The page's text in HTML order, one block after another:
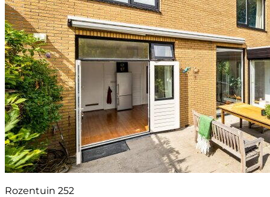
Rozentuin 252